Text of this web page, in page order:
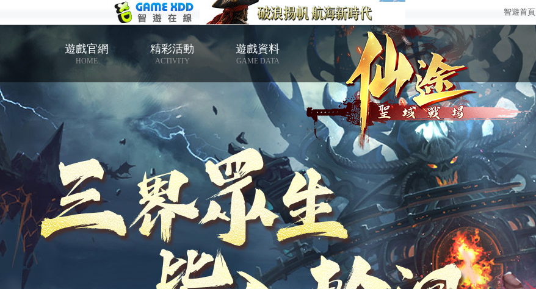
智遊首頁
遊戲官網
HOME
精彩活動
ACTIVITY
遊戲資料
GAME DATA